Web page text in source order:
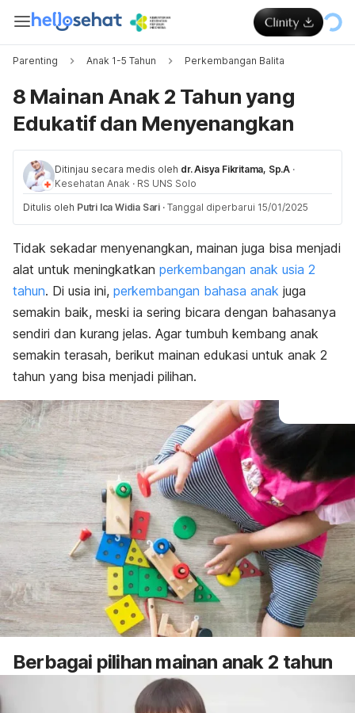
Parenting Anak 1-5 Tahun Perkembangan Balita
8 Mainan Anak 2 Tahun yang
Edukatif dan Menyenangkan
Ditinjau secara medis oleh dr. Aisya Fikritama, Sp.A ·
Kesehatan Anak · RS UNS Solo
Ditulis oleh Putri Ica Widia Sari · Tanggal diperbarui 15/01/2025
Tidak sekadar menyenangkan, mainan juga bisa menjadi
alat untuk meningkatkan perkembangan anak usia 2
tahun. Di usia ini, perkembangan bahasa anak juga
semakin baik, meski ia sering bicara dengan bahasanya
sendiri dan kurang jelas. Agar tumbuh kembang anak
semakin terasah, berikut mainan edukasi untuk anak 2
tahun yang bisa menjadi pilihan.
Berbagai pilihan mainan anak 2 tahun